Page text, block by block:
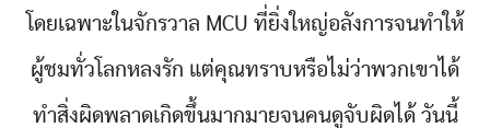
โดยเฉพาะในจักรวาล MCU ที่ยิ่งใหญ่อลังการจนทำให้
ผู้ชมทั่วโลกหลงรัก แต่คุณทราบหรือไม่ว่าพวกเขาได้
ทำสิ่งผิดพลาดเกิดขึ้นมากมายจนคนดูจับผิดได้ วันนี้